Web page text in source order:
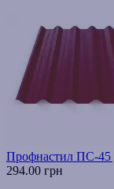
Профнастил ПС-45
294.00 грн